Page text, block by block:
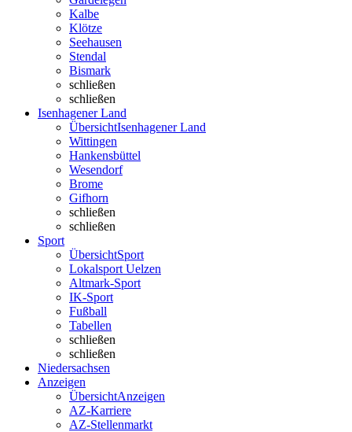
Kalbe
Klötze
Seehausen
Stendal
Bismark
schließen
schließen
Isenhagener Land
ÜbersichtIsenhagener Land
Wittingen
Hankensbüttel
Wesendorf
Brome
Gifhorn
schließen
schließen
Sport
ÜbersichtSport
Lokalsport Uelzen
Altmark-Sport
IK-Sport
Fußball
Tabellen
schließen
schließen
Niedersachsen
Anzeigen
ÜbersichtAnzeigen
AZ-Karriere
AZ-Stellenmarkt